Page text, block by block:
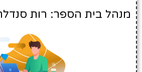
מנהל בית הספר: רות סנדלר